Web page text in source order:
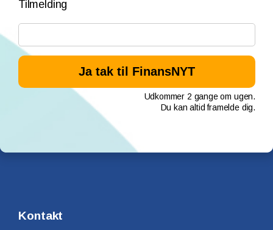
Tilmelding
Udkommer 2 gange om ugen.
Du kan altid framelde dig.
Kontakt